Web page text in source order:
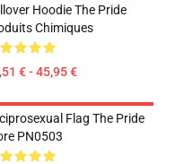
Hoodie The Pride
Chimiques
€ - 45,95 €
Flag The Pride
PN0503